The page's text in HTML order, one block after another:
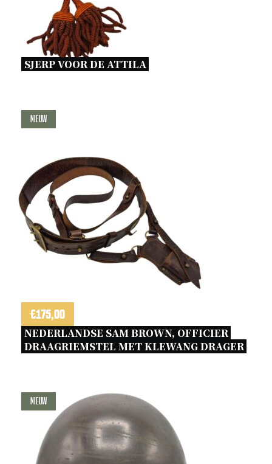
SJERP VOOR DE ATTILA
Nieuw
€175,00
NEDERLANDSE SAM BROWN, OFFICIER
DRAAGRIEMSTEL MET KLEWANG DRAGER
Nieuw